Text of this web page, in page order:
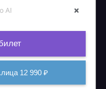
AI
12 990 ₽